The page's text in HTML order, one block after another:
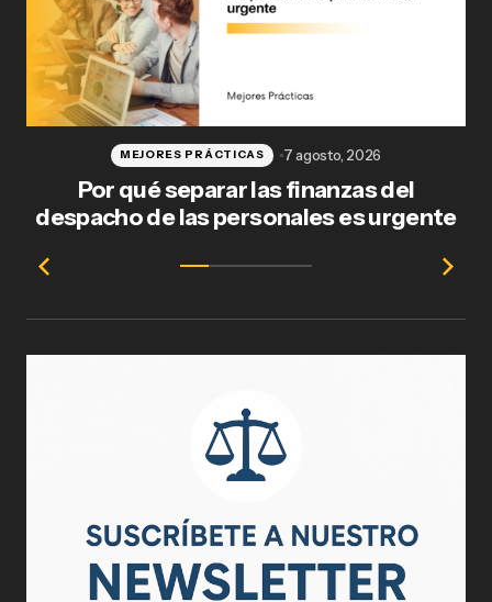
Por qué separar las finanzas del
despacho de las personales es urgente
MEJORES PRÁCTICAS 7 agosto, 2026